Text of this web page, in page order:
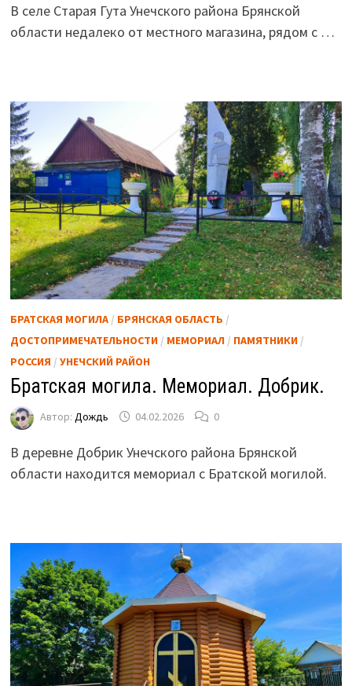
В селе Старая Гута Унечского района Брянской
области недалеко от местного магазина, рядом с …
БРАТСКАЯ МОГИЛА/ БРЯНСКАЯ ОБЛАСТЬ /
ДОСТОПРИМЕЧАТЕЛЬНОСТИ/ МЕМОРИАЛ/ ПАМЯТНИКИ/
РОССИЯ / УНЕЧСКИЙ РАЙОН
Братская могила. Мемориал. Добрик.
Автор: Дождь 04.02.2026 0
В деревне Добрик Унечского района Брянской
области находится мемориал с Братской могилой.